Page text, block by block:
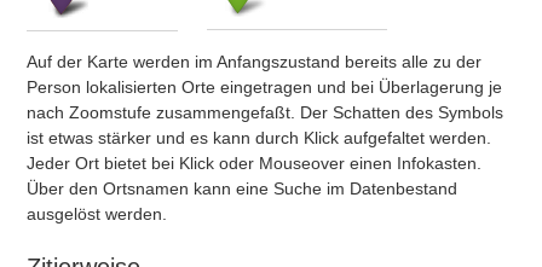
Auf der Karte werden im Anfangszustand bereits alle zu der
Person lokalisierten Orte eingetragen und bei Überlagerung je
nach Zoomstufe zusammengefaßt. Der Schatten des Symbols
ist etwas stärker und es kann durch Klick aufgefaltet werden.
Jeder Ort bietet bei Klick oder Mouseover einen Infokasten.
Über den Ortsnamen kann eine Suche im Datenbestand
ausgelöst werden.